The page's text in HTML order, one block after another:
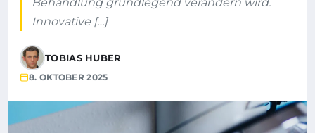
Innovative […]
TOBIAS HUBER
8. OKTOBER 2025